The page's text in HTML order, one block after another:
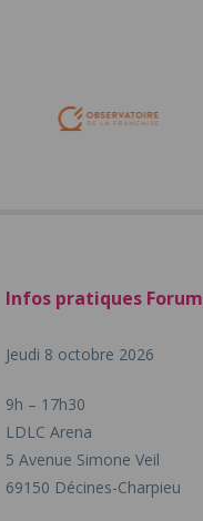
Infos pratiques
Jeudi 8 octobre 2026
9h – 17h30
LDLC Arena
5 Avenue Simone Veil
69150 Décines-Charpieu